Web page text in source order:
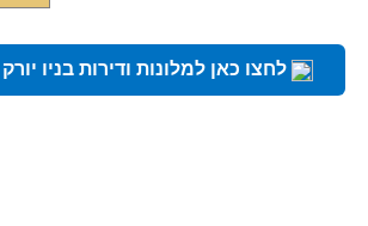
לחצו כאן למלונות ודירות בניו יורק